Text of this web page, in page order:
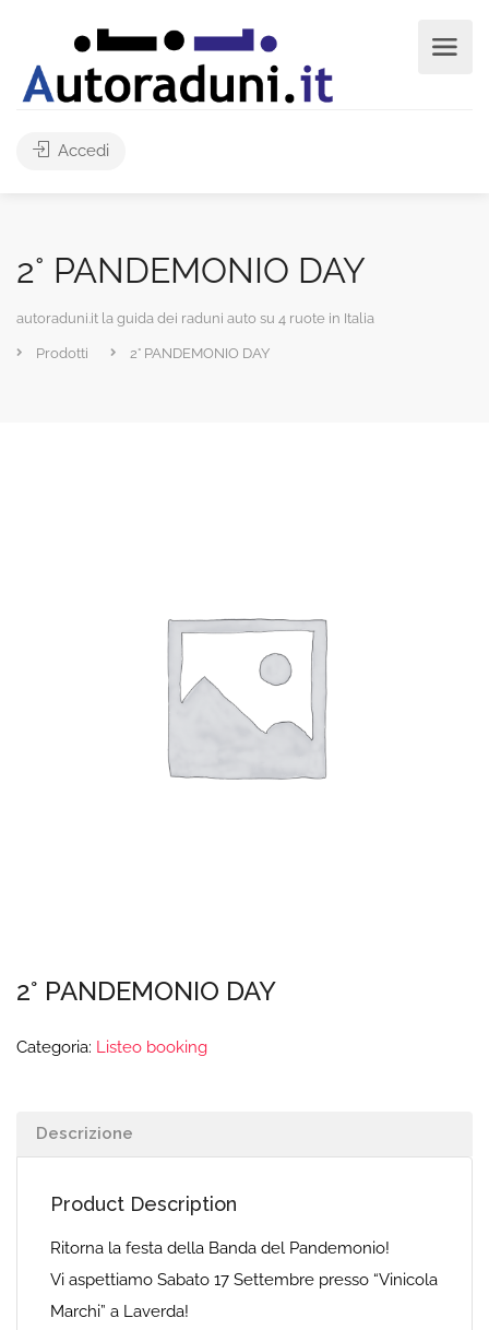
Accedi
2° PANDEMONIO DAY
autoraduni.it la guida dei raduni auto su 4 ruote in Italia
Prodotti 2° PANDEMONIO DAY
2° PANDEMONIO DAY
Categoria: Listeo booking
Descrizione
Product Description
Ritorna la festa della Banda del Pandemonio!
Vi aspettiamo Sabato 17 Settembre presso “Vinicola
Marchi” a Laverda!